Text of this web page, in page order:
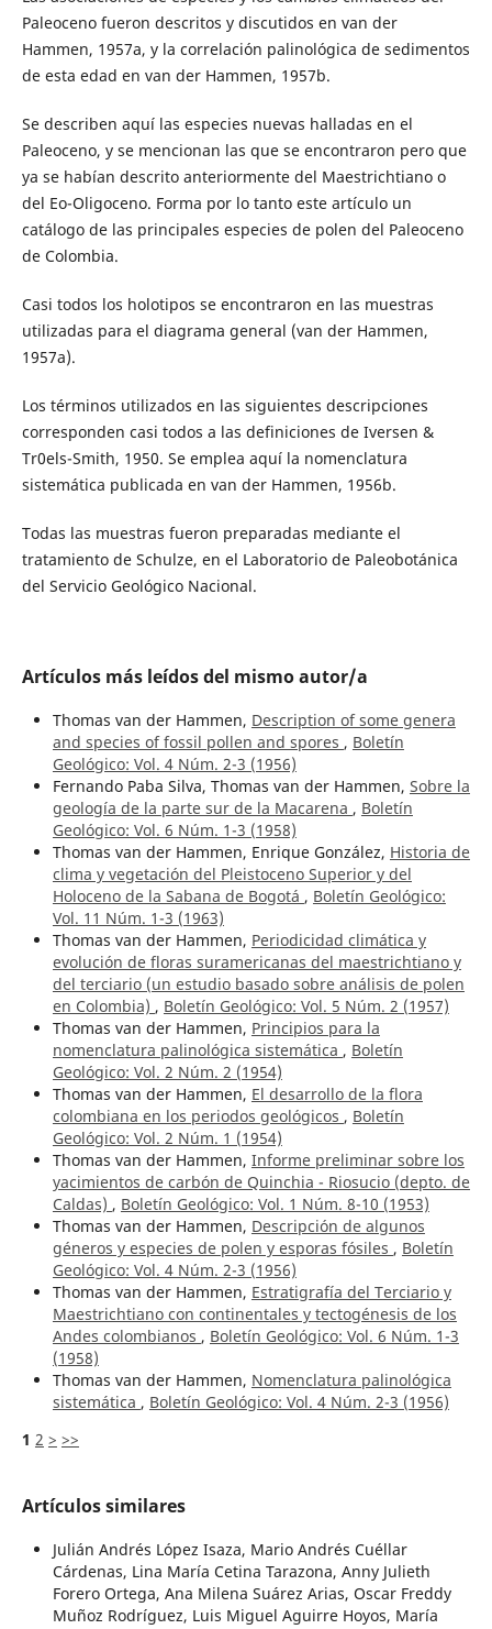
Paleoceno fueron descritos y discutidos en van der
Hammen, 1957a, y la correlación palinológica de sedimentos
de esta edad en van der Hammen, 1957b.
Se describen aquí las especies nuevas halladas en el
Paleoceno, y se mencionan las que se encontraron pero que
ya se habían descrito anteriormente del Maestrichtiano o
del Eo-Oligoceno. Forma por lo tanto este artículo un
catálogo de las principales especies de polen del Paleoceno
de Colombia.
Casi todos los holotipos se encontraron en las muestras
utilizadas para el diagrama general (van der Hammen,
1957a).
Los términos utilizados en las siguientes descripciones
corresponden casi todos a las definiciones de Iversen &
Tr0els-Smith, 1950. Se emplea aquí la nomenclatura
sistemática publicada en van der Hammen, 1956b.
Todas las muestras fueron preparadas mediante el
tratamiento de Schulze, en el Laboratorio de Paleobotánica
del Servicio Geológico Nacional.
Artículos más leídos del mismo autor/a
Thomas van der Hammen, Description of some genera
and species of fossil pollen and spores , Boletín
Geológico: Vol. 4 Núm. 2-3 (1956)
Fernando Paba Silva, Thomas van der Hammen, Sobre la
geología de la parte sur de la Macarena , Boletín
Geológico: Vol. 6 Núm. 1-3 (1958)
Thomas van der Hammen, Enrique González, Historia de
clima y vegetación del Pleistoceno Superior y del
Holoceno de la Sabana de Bogotá , Boletín Geológico:
Vol. 11 Núm. 1-3 (1963)
Thomas van der Hammen, Periodicidad climática y
evolución de floras suramericanas del maestrichtiano y
del terciario (un estudio basado sobre análisis de polen
en Colombia) , Boletín Geológico: Vol. 5 Núm. 2 (1957)
Thomas van der Hammen, Principios para la
nomenclatura palinológica sistemática , Boletín
Geológico: Vol. 2 Núm. 2 (1954)
Thomas van der Hammen, El desarrollo de la flora
colombiana en los periodos geológicos , Boletín
Geológico: Vol. 2 Núm. 1 (1954)
Thomas van der Hammen, Informe preliminar sobre los
yacimientos de carbón de Quinchia - Riosucio (depto. de
Caldas) , Boletín Geológico: Vol. 1 Núm. 8-10 (1953)
Thomas van der Hammen, Descripción de algunos
géneros y especies de polen y esporas fósiles , Boletín
Geológico: Vol. 4 Núm. 2-3 (1956)
Thomas van der Hammen, Estratigrafía del Terciario y
Maestrichtiano con continentales y tectogénesis de los
Andes colombianos , Boletín Geológico: Vol. 6 Núm. 1-3
(1958)
Thomas van der Hammen, Nomenclatura palinológica
sistemática , Boletín Geológico: Vol. 4 Núm. 2-3 (1956)
1 2 > >>
Artículos similares
Julián Andrés López Isaza, Mario Andrés Cuéllar
Cárdenas, Lina María Cetina Tarazona, Anny Julieth
Forero Ortega, Ana Milena Suárez Arias, Oscar Freddy
Muñoz Rodríguez, Luis Miguel Aguirre Hoyos, María